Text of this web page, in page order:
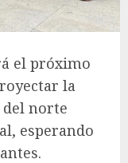
el próximo
la
norte
esperando